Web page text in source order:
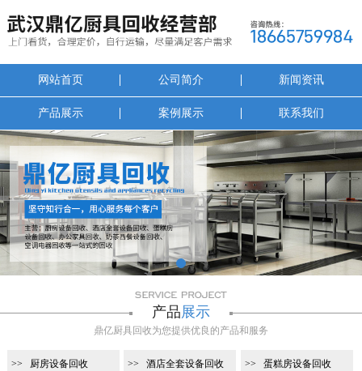
网站首页 公司简介 新闻资讯
产品展示 案例展示 联系我们
1
产品展示
鼎亿厨具回收为您提供优良的产品和服务
厨房设备回收 酒店全套设备回收 蛋糕房设备回收